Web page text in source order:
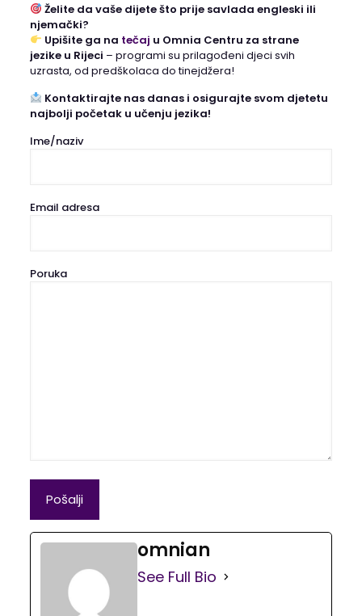
Želite da vaše dijete što prije savlada engleski ili
njemački?
Upišite ga na tečaj u Omnia Centru za strane
jezike u Rijeci – programi su prilagođeni djeci svih
uzrasta, od predškolaca do tinejdžera!
Kontaktirajte nas danas i osigurajte svom djetetu
najbolji početak u učenju jezika!
Ime/naziv
Email adresa
Poruka
omnian
See Full Bio